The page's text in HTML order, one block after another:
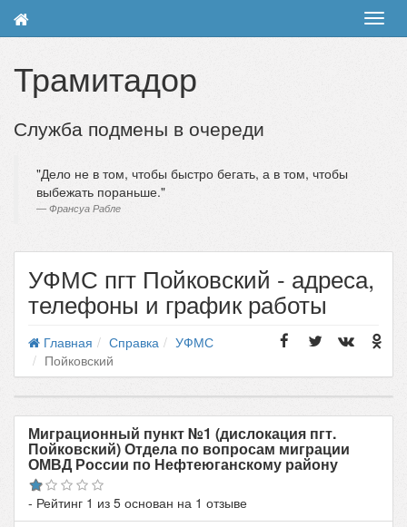
Трамитадор
Служба подмены в очереди
Дело не в том, чтобы быстро бегать, а в том, чтобы
выбежать пораньше.
Франсуа Рабле
УФМС пгт Пойковский - адреса,
телефоны и график работы
Главная Справка
УФМС
Пойковский
Миграционный пункт №1 (дислокация пгт.
Пойковский) Отдела по вопросам миграции
ОМВД России по Нефтеюганскому району
- Рейтинг 1 из 5 основан на 1 отзыве